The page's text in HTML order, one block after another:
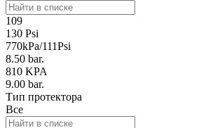
109
130 Psi
770kPa/111Psi
8.50 bar.
810 KPA
9.00 bar.
Тип протектора
Все